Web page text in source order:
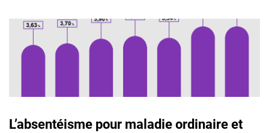
L’absentéisme pour maladie ordinaire et